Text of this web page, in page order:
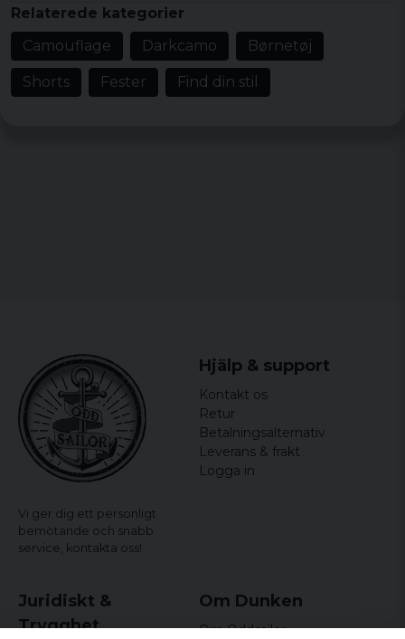
40% polyester
Relaterede kategorier
Camouflage
Darkcamo Børnetøj
Shorts Fester Find din stil
Vi ger dig ett personligt
bemötande och snabb
service, kontakta oss!
Hjälp & support
Kontakt os
Retur
Betalningsalternativ
Leverans & frakt
Logga in
Juridiskt &
Trygghet
Om Dunken
Om Oddsailor